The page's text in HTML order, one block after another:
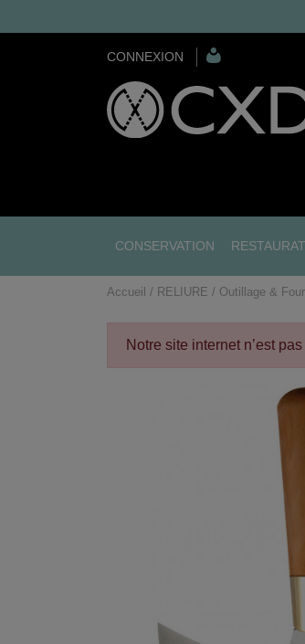
CONNEXION
CONSERVATION
Accueil RELIURE Outillage &
Notre site internet n’est